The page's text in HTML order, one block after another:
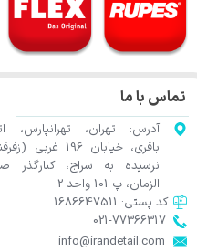
تماس با ما
آدرس: تهران، تهرانپارس،
باقری، خیابان 196
نرسیده به سراج، کنارگذر
الزمان، پ 101 واحد 2
​​​​​​​info@irandetail.com
021-77366317​​​​​​​​​​​​​​​​​​​​​
کد پستی: 1686647511